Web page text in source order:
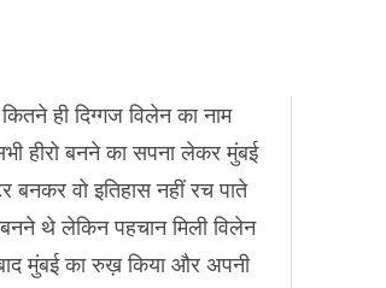
ही दिग्गज विलेन का नाम
हीरो बनने का सपना लेकर मुंबई
वो इतिहास नहीं रच पाते
थे लेकिन पहचान मिली विलेन
मुंबई का रुख़ किया और अपनी